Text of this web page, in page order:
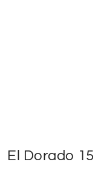
El Dorado